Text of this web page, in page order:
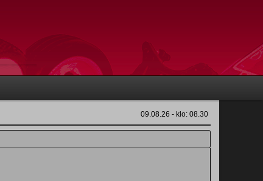
09.08.26 - klo: 08.30